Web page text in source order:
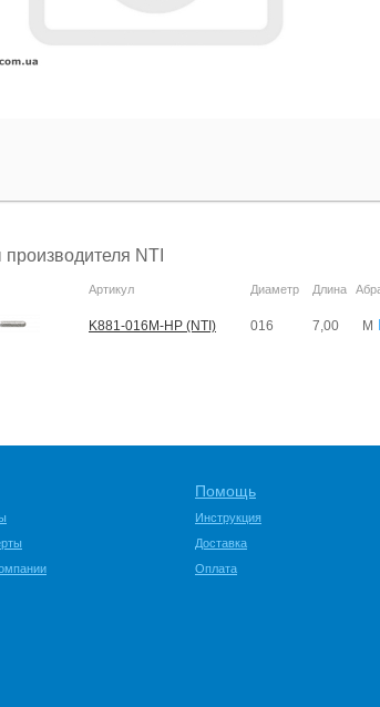
NTI
Артикул Диаметр Длина
K881-016M-HP (NTI) 016 7,00 M
Помощь
Инструкция
Доставка
Оплата